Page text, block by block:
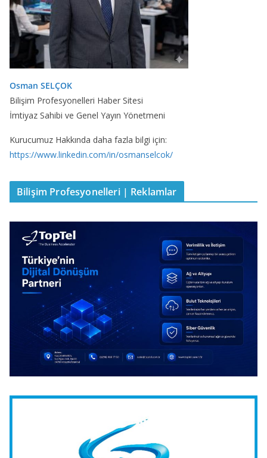
Osman SELÇOK
Bilişim Profesyonelleri Haber Sitesi
İmtiyaz Sahibi ve Genel Yayın Yönetmeni
Kurucumuz Hakkında daha fazla bilgi için:
https://www.linkedin.com/in/osmanselcok/
Bilişim Profesyonelleri | Reklamlar